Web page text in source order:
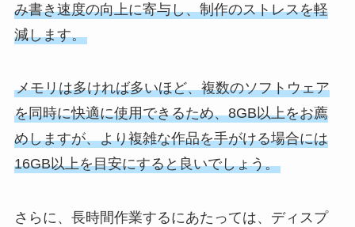
み書き速度の向上に寄与し、制作のストレスを軽
減します。
メモリは多ければ多いほど、複数のソフトウェア
を同時に快適に使用できるため、8GB以上をお薦
めしますが、より複雑な作品を手がける場合には
16GB以上を目安にすると良いでしょう。
さらに、長時間作業するにあたっては、ディスプ